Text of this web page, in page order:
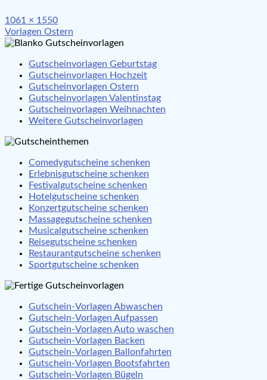
Full
size
1061 × 1550
Beitragsnavigation
Vorlagen Ostern
Gutscheinvorlagen Geburtstag
Gutscheinvorlagen Hochzeit
Gutscheinvorlagen Ostern
Gutscheinvorlagen Valentinstag
Gutscheinvorlagen Weihnachten
Weitere Gutscheinvorlagen
Comedygutscheine schenken
Erlebnisgutscheine schenken
Festivalgutscheine schenken
Hotelgutscheine schenken
Konzertgutscheine schenken
Massagegutscheine schenken
Musicalgutscheine schenken
Reisegutscheine schenken
Restaurantgutscheine schenken
Sportgutscheine schenken
Gutschein-Vorlagen Abwaschen
Gutschein-Vorlagen Aufpassen
Gutschein-Vorlagen Auto waschen
Gutschein-Vorlagen Backen
Gutschein-Vorlagen Ballonfahrten
Gutschein-Vorlagen Bootsfahrten
Gutschein-Vorlagen Bügeln